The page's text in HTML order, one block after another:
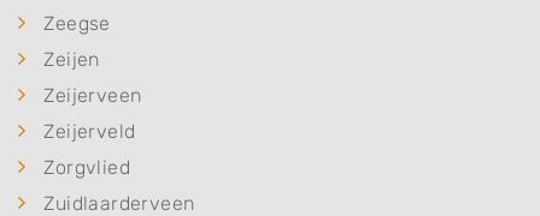
Zeegse
Zeijen
Zeijerveen
Zeijerveld
Zorgvlied
Zuidlaarderveen